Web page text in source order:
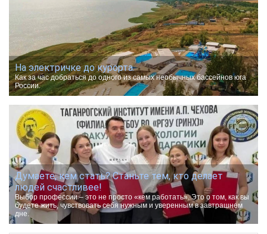
На электричке до курорта.
Как за час добраться до одного из самых необычных бассейнов юга
России.
Думаете, кем стать? Станьте тем, кто делает
людей счастливее!
Выбор профессии – это не просто «кем работать». Это о том, как вы
будете жить, чувствовать себя нужным и уверенным в завтрашнем
дне.